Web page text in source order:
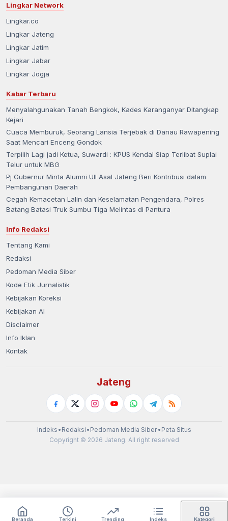
Beranda Terkini Trending Indeks Kategori
Lingkar Network
Lingkar.co
Lingkar Jateng
Lingkar Jatim
Lingkar Jabar
Lingkar Jogja
Kabar Terbaru
Menyalahgunakan Tanah Bengkok, Kades Karanganyar Ditangkap
Kejari
Cuaca Memburuk, Seorang Lansia Terjebak di Danau Rawapening
Saat Mencari Enceng Gondok
Terpilih Lagi jadi Ketua, Suwardi : KPUS Kendal Siap Terlibat Suplai
Telur untuk MBG
Pj Gubernur Minta Alumni UII Asal Jateng Beri Kontribusi dalam
Pembangunan Daerah
Cegah Kemacetan Lalin dan Keselamatan Pengendara, Polres
Batang Batasi Truk Sumbu Tiga Melintas di Pantura
Info Redaksi
Tentang Kami
Redaksi
Pedoman Media Siber
Kode Etik Jurnalistik
Kebijakan Koreksi
Kebijakan AI
Disclaimer
Info Iklan
Kontak
Jateng
Indeks • Redaksi • Pedoman Media Siber• Peta Situs
Copyright © 2026 Jateng. All right reserved